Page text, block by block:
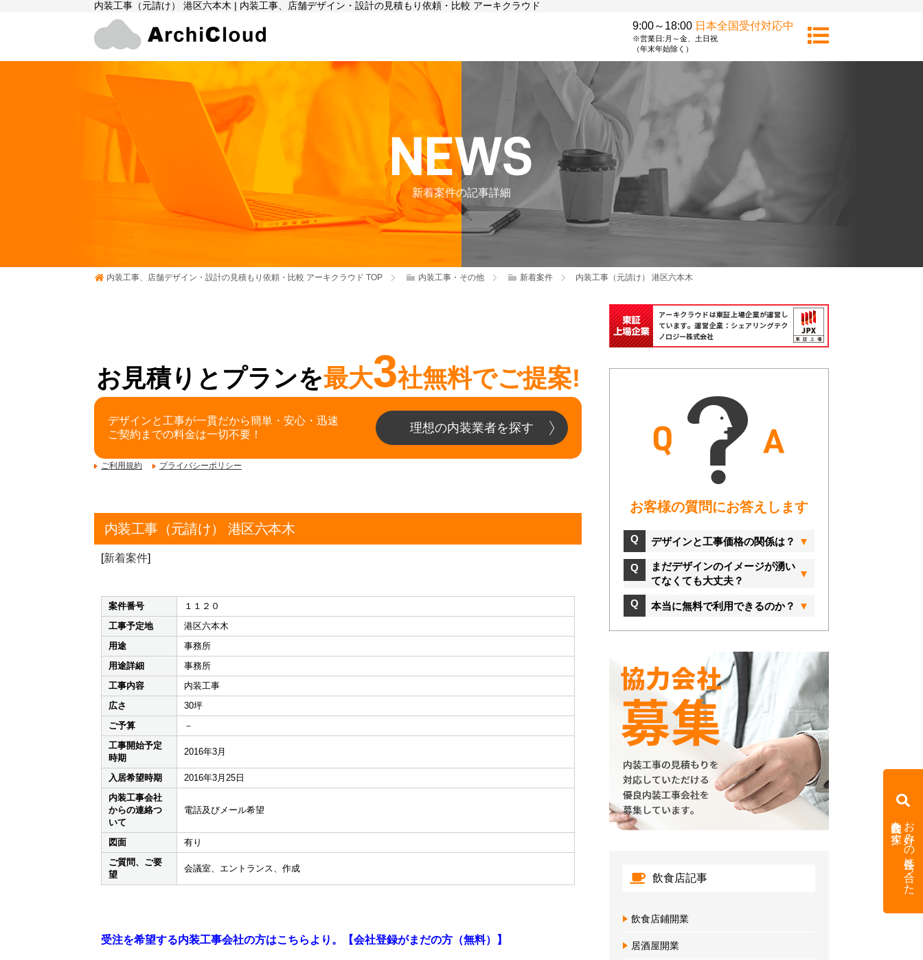
内装工事（元請け） 港区六本木 | 内装工事、店舗デザイン・設計の見積もり依頼・比較 アーキクラウド
9:00～18:00 日本全国受付対応中
※営業日:月～金、土日祝
（年末年始除く）
新着案件の記事詳細
内装工事、店舗デザイン・設計の見積もり依頼・比較 アーキクラウド TOP 内装工事・その他 新着案件 内装工事（元請け） 港区六本木
お見積りとプランを最大3社無料でご提案!
デザインと工事が一貫だから簡単・安心・迅速
ご契約までの料金は一切不要！
理想の内装業者を探す
ご利用規約 プライバシーポリシー
内装工事（元請け） 港区六本木
[新着案件]
案件番号
１１２０
工事予定地
港区六本木
用途
事務所
用途詳細
事務所
工事内容
内装工事
広さ
30坪
ご予算
－
工事開始予定
時期
2016年3月
入居希望時期
2016年3月25日
内装工事会社
からの連絡つ
いて
電話及びメール希望
図面
有り
ご質問、ご要
望
会議室、エントランス、作成
受注を希望する内装工事会社の方はこちらより。【会社登録がまだの方（無料）】
お客様の質問にお答えします
デザインと工事価格の関係は？
まだデザインのイメージが湧い
てなくても大丈夫？
本当に無料で利用できるのか？
飲食店記事
飲食店鋪開業
居酒屋開業
お好みの条件に合った
内装会社を探す